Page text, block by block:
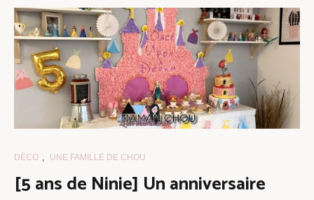
DÉCO , UNE FAMILLE DE CHOU
[5 ans de Ninie] Un anniversaire